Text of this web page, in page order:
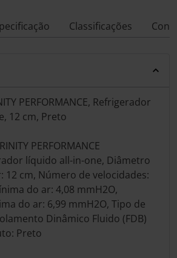
Classificações
PERFORMANCE, Refrigerador
12 cm, Preto
PERFORMANCE
líquido all-in-one, Diâmetro
12 cm, Número de velocidades:
do ar: 4,08 mmH2O,
do ar: 6,99 mmH2O, Tipo de
Dinâmico Fluido (FDB)
Preto